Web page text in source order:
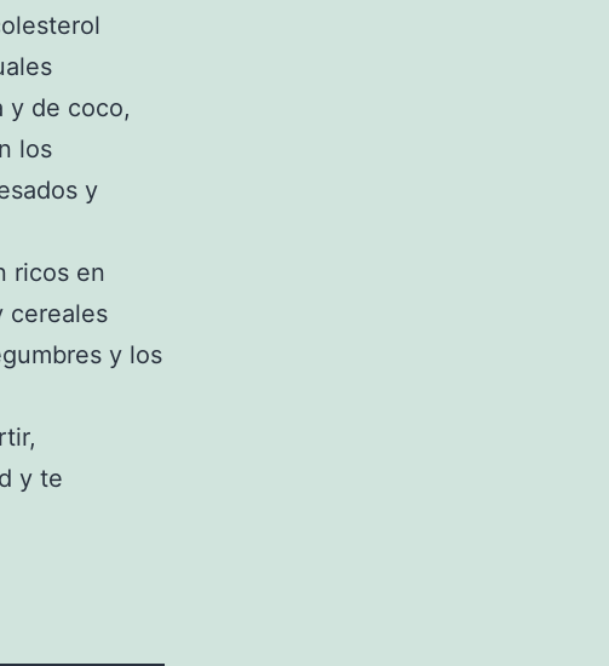
y de coco,
los
y
ricos en
cereales
y los
y te